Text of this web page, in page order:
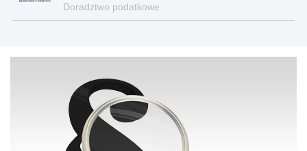
Doradztwo podatkowe